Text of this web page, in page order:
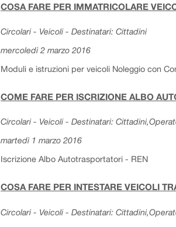
COSA FARE PER IMMATRICOLARE
Circolari - Veicoli - Destinatari: Cittadini
mercoledì 2 marzo 2016
Moduli e istruzioni per veicoli Noleggio con
COME FARE PER ISCRIZIONE ALBO
Circolari - Veicoli - Destinatari:
martedì 1 marzo 2016
Iscrizione Albo Autotrasportatori - REN
COSA FARE PER INTESTARE VEICOLI
Circolari - Veicoli - Destinatari: